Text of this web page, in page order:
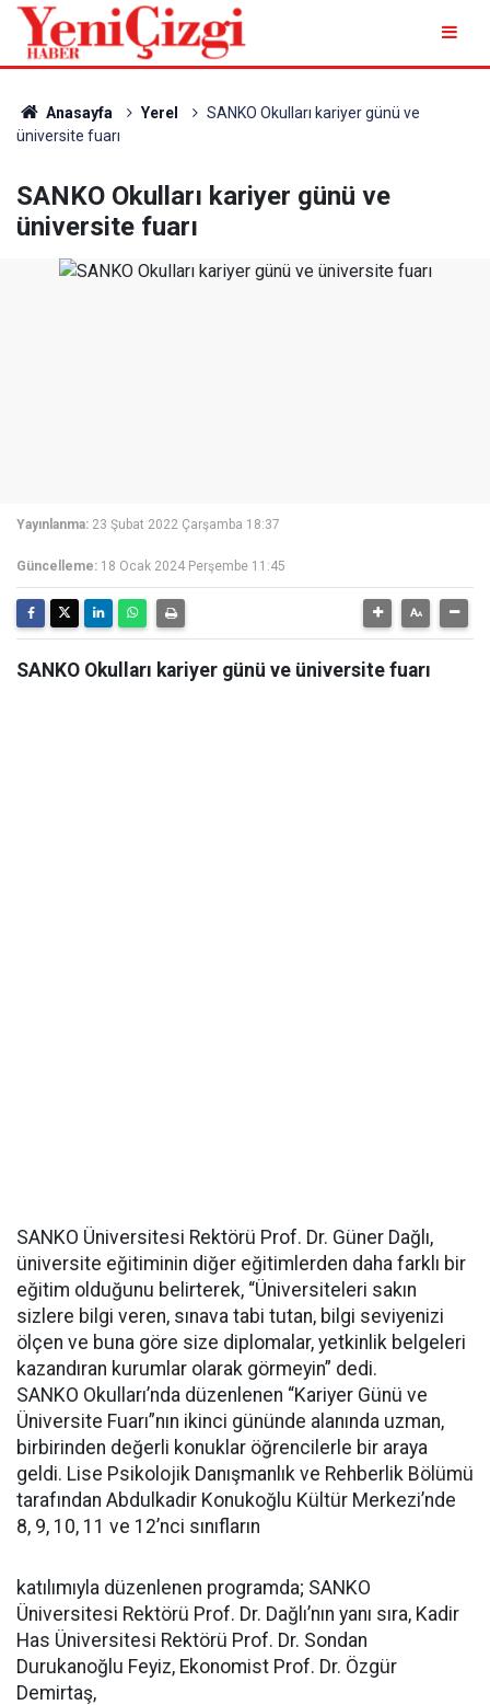
Anasayfa Yerel
SANKO Okulları kariyer günü ve
üniversite fuarı
SANKO Okulları kariyer günü ve
üniversite fuarı
Yayınlanma: 23 Şubat 2022 Çarşamba 18:37
Güncelleme: 18 Ocak 2024 Perşembe 11:45
SANKO Okulları kariyer günü ve üniversite fuarı
SANKO Üniversitesi Rektörü Prof. Dr. Güner Dağlı,
üniversite eğitiminin diğer eğitimlerden daha farklı bir
eğitim olduğunu belirterek, “Üniversiteleri sakın
sizlere bilgi veren, sınava tabi tutan, bilgi seviyenizi
ölçen ve buna göre size diplomalar, yetkinlik belgeleri
kazandıran kurumlar olarak görmeyin” dedi.
SANKO Okulları’nda düzenlenen “Kariyer Günü ve
Üniversite Fuarı”nın ikinci gününde alanında uzman,
birbirinden değerli konuklar öğrencilerle bir araya
geldi. Lise Psikolojik Danışmanlık ve Rehberlik Bölümü
tarafından Abdulkadir Konukoğlu Kültür Merkezi’nde
8, 9, 10, 11 ve 12’nci sınıfların
katılımıyla düzenlenen programda; SANKO
Üniversitesi Rektörü Prof. Dr. Dağlı’nın yanı sıra, Kadir
Has Üniversitesi Rektörü Prof. Dr. Sondan
Durukanoğlu Feyiz, Ekonomist Prof. Dr. Özgür
Demirtaş,